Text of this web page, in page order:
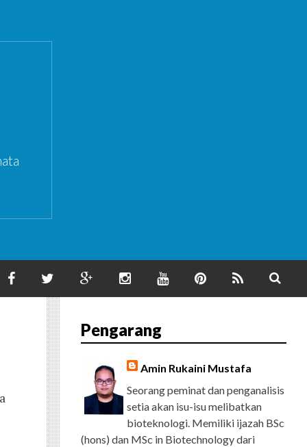
I
T
T
E
R
L
E
L
U
S
A
G
A
B
R
S
Pengarang
Amin Rukaini Mustafa
Seorang peminat dan penganalisis
setia akan isu-isu melibatkan
bioteknologi. Memiliki ijazah BSc
(hons) dan MSc in Biotechnology dari